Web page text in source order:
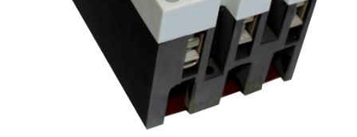
Штендеры
Щиты
диэлектрические